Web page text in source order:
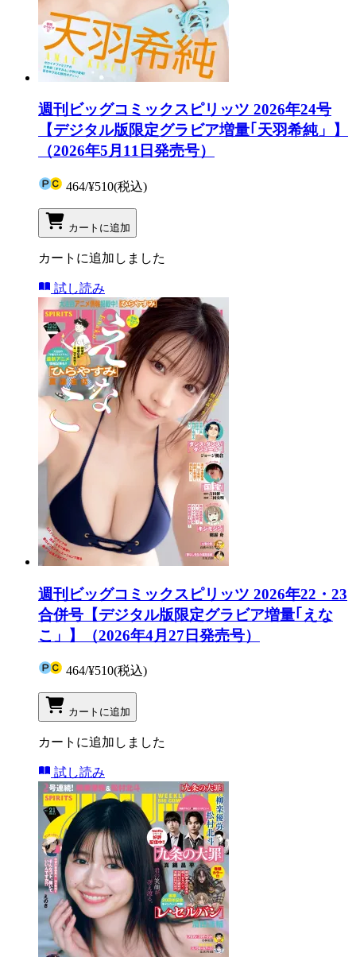
週刊ビッグコミックスピリッツ 2026年24号
【デジタル版限定グラビア増量｢天羽希純」】
（2026年5月11日発売号）
464/¥510(税込)
カートに追加
カートに追加しました
試し読み
週刊ビッグコミックスピリッツ 2026年22・23
合併号【デジタル版限定グラビア増量｢えな
こ」】（2026年4月27日発売号）
464/¥510(税込)
カートに追加
カートに追加しました
試し読み